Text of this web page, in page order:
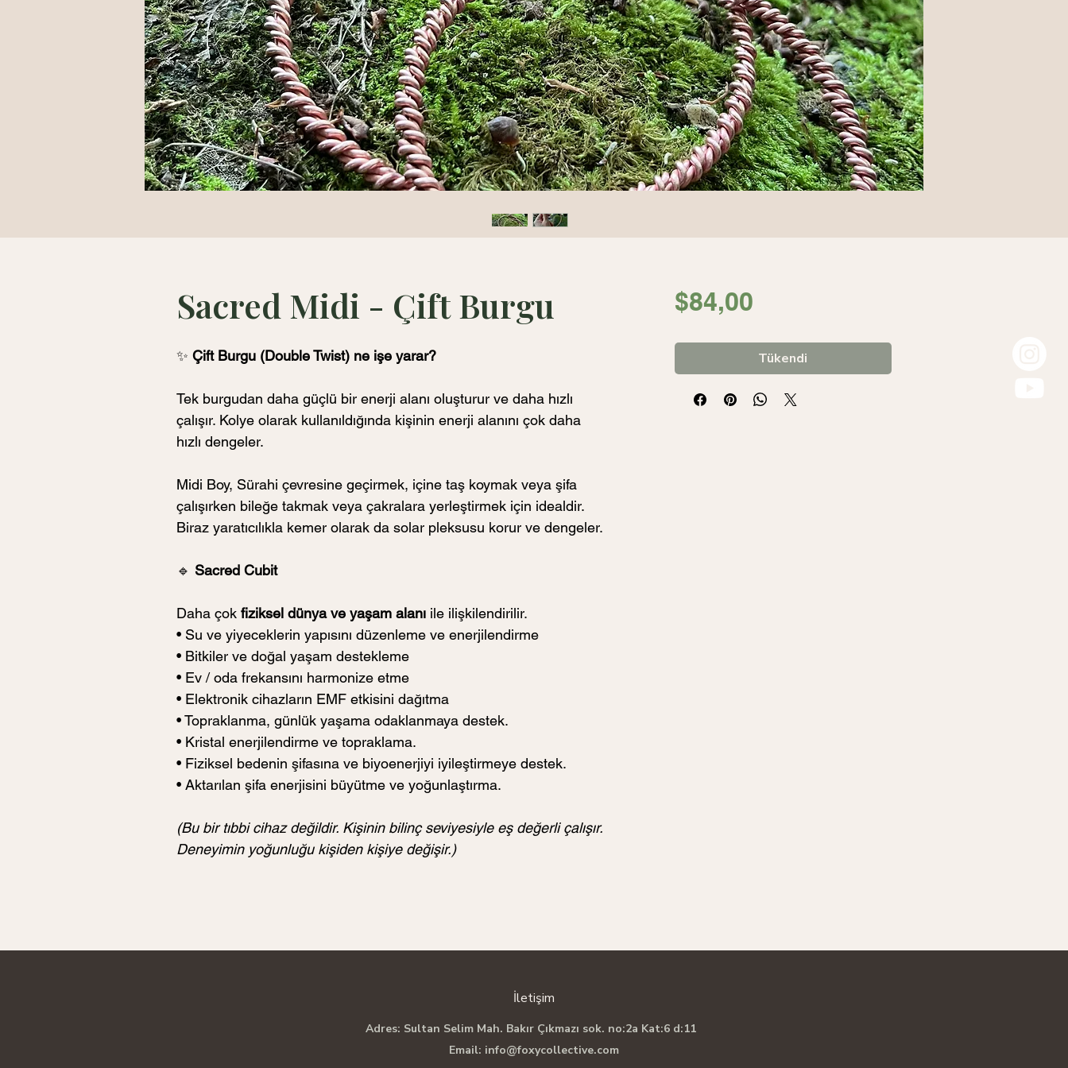
Sacred Midi - Çift Burgu
✨ Çift Burgu (Double Twist) ne işe yarar?
Tek burgudan daha güçlü bir enerji alanı oluşturur ve daha hızlı
çalışır. Kolye olarak kullanıldığında kişinin enerji alanını çok daha
hızlı dengeler.
Midi Boy, Sürahi çevresine geçirmek, içine taş koymak veya şifa
çalışırken bileğe takmak veya çakralara yerleştirmek için idealdir.
Biraz yaratıcılıkla kemer olarak da solar pleksusu korur ve dengeler.
🔹 Sacred Cubit
Daha çok fiziksel dünya ve yaşam alanı ile ilişkilendirilir.
• Su ve yiyeceklerin yapısını düzenleme ve enerjilendirme
• Bitkiler ve doğal yaşam destekleme
• Ev / oda frekansını harmonize etme
• Elektronik cihazların EMF etkisini dağıtma
• Topraklanma, günlük yaşama odaklanmaya destek.
• Kristal enerjilendirme ve topraklama.
• Fiziksel bedenin şifasına ve biyoenerjiyi iyileştirmeye destek.
• Aktarılan şifa enerjisini büyütme ve yoğunlaştırma.
(Bu bir tıbbi cihaz değildir. Kişinin bilinç seviyesiyle eş değerli çalışır.
Deneyimin yoğunluğu kişiden kişiye değişir.)
$84,00Fiyat
Tükendi
İletişim
Adres: Sultan Selim Mah. Bakır Çıkmazı sok. no:2a Kat:6 d:11
Email: info@foxycollective.com